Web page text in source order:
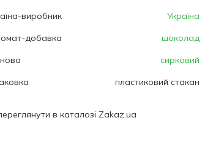
виробник
Україна
добавка
шоколад
сирковий
пластиковий стакан
в каталозі Zakaz.ua